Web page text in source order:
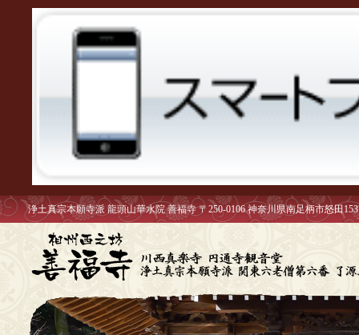
浄土真宗本願寺派 龍頭山華水院 善福寺 〒250-0106 神奈川県南足柄市怒田153